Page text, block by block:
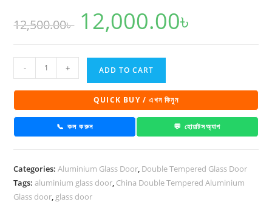
12,500.00৳
Original
price
was:
12,000.00৳
Double
Tempered
Aluminium
door
10078
quantity
- + ADD TO CART
QUICK BUY / এখন কিনুন
📞 কল করুন 💬 হোয়াটসঅ্যাপ
Categories:Aluminium Glass Door, Double Tempered Glass Door
Tags:aluminium glass door, China Double Tempered Aluminium
Glass door, glass door